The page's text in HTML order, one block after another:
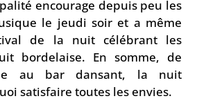
encourage depuis peu les
le jeudi soir et a même
de la nuit célébrant les
bordelaise. En somme, de
au bar dansant, la nuit
satisfaire toutes les envies.